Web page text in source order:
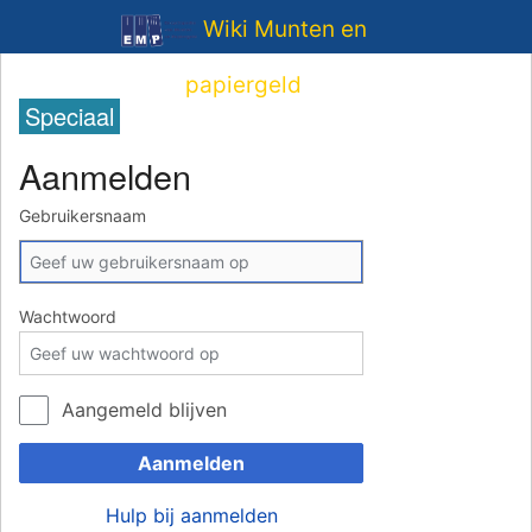
Wiki Munten en
papiergeld
Speciaal
Aanmelden
Gebruikersnaam
Wachtwoord
Aangemeld blijven
Aanmelden
Hulp bij aanmelden